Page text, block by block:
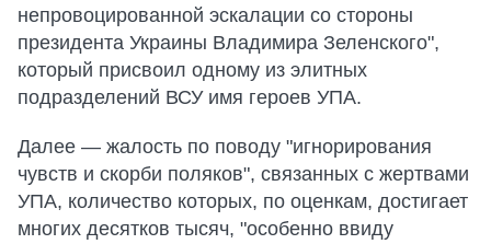
непровоцированной эскалации со стороны
президента Украины Владимира Зеленского",
который присвоил одному из элитных
подразделений ВСУ имя героев УПА.
Далее — жалость по поводу "игнорирования
чувств и скорби поляков", связанных с жертвами
УПА, количество которых, по оценкам, достигает
многих десятков тысяч, "особенно ввиду